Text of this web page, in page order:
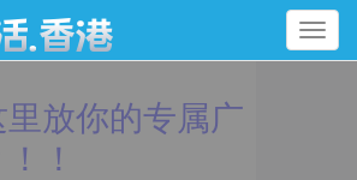
Toggle
navigation